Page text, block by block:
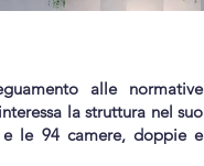
alle normative
la struttura nel suo
le 94 camere, doppie e